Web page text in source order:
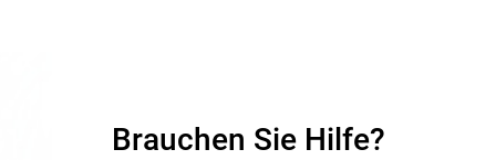
Brauchen Sie Hilfe?